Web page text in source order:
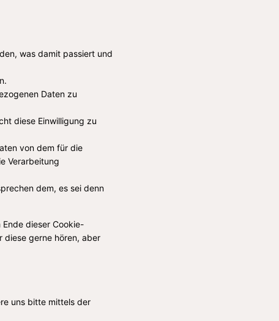
was damit passiert und
Daten zu
diese Einwilligung zu
von dem für die
Verarbeitung
dem, es sei denn
dieser Cookie-
diese gerne hören, aber
uns bitte mittels der